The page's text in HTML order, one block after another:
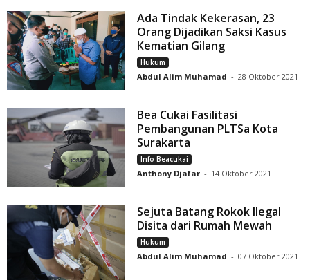
Ada Tindak Kekerasan, 23
Orang Dijadikan Saksi Kasus
Kematian Gilang
Hukum
Abdul Alim Muhamad - 28 Oktober 2021
Bea Cukai Fasilitasi
Pembangunan PLTSa Kota
Surakarta
Info Beacukai
Anthony Djafar - 14 Oktober 2021
Sejuta Batang Rokok Ilegal
Disita dari Rumah Mewah
Hukum
Abdul Alim Muhamad - 07 Oktober 2021